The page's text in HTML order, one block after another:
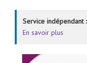
Service indépendant :
En savoir plus